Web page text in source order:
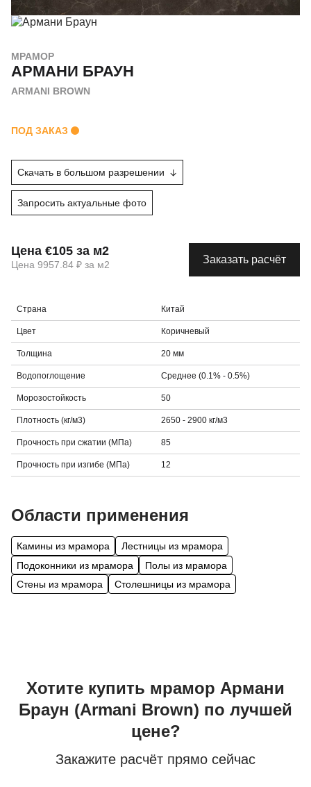
МРАМОР
АРМАНИ БРАУН
ARMANI BROWN
ПОД ЗАКАЗ
Скачать в большом разрешении
Запросить актуальные фото
Цена €105 за м2
Цена 9957.84 ₽ за м2 Заказать расчёт
Страна Китай
Цвет Коричневый
Толщина 20 мм
Водопоглощение Среднее (0.1% - 0.5%)
Морозостойкость 50
Плотность (кг/м3) 2650 - 2900 кг/м3
Прочность при сжатии (МПа) 85
Прочность при изгибе (МПа) 12
Области применения
Камины из мрамора
Лестницы из мрамора
Подоконники из мрамора
Полы из мрамора
Стены из мрамора
Столешницы из мрамора
Хотите купить мрамор Армани
Браун (Armani Brown) по лучшей
цене?
Закажите расчёт прямо сейчас